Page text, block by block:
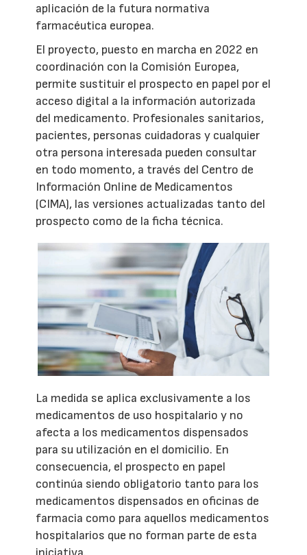
aplicación de la futura normativa
farmacéutica europea.
El proyecto, puesto en marcha en 2022 en
coordinación con la Comisión Europea,
permite sustituir el prospecto en papel por el
acceso digital a la información autorizada
del medicamento. Profesionales sanitarios,
pacientes, personas cuidadoras y cualquier
otra persona interesada pueden consultar
en todo momento, a través del Centro de
Información Online de Medicamentos
(CIMA), las versiones actualizadas tanto del
prospecto como de la ficha técnica.
La medida se aplica exclusivamente a los
medicamentos de uso hospitalario y no
afecta a los medicamentos dispensados
para su utilización en el domicilio. En
consecuencia, el prospecto en papel
continúa siendo obligatorio tanto para los
medicamentos dispensados en oficinas de
farmacia como para aquellos medicamentos
hospitalarios que no forman parte de esta